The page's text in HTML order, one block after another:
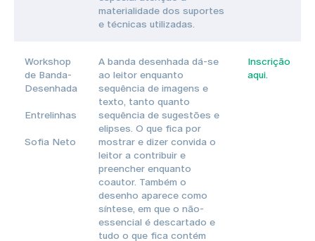
materialidade dos suportes
e técnicas utilizadas.
Workshop
de Banda-
Desenhada
Entrelinhas
Sofia Neto
A banda desenhada dá-se
ao leitor enquanto
sequência de imagens e
texto, tanto quanto
sequência de sugestões e
elipses. O que fica por
mostrar e dizer convida o
leitor a contribuir e
preencher enquanto
coautor. Também o
desenho aparece como
síntese, em que o não-
essencial é descartado e
tudo o que fica contém
Inscrição
aqui.